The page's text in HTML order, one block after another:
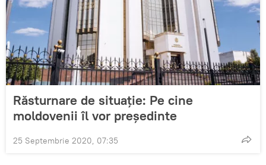
Răsturnare de situație: Pe cine
moldovenii îl vor președinte
25 Septembrie 2020, 07:35